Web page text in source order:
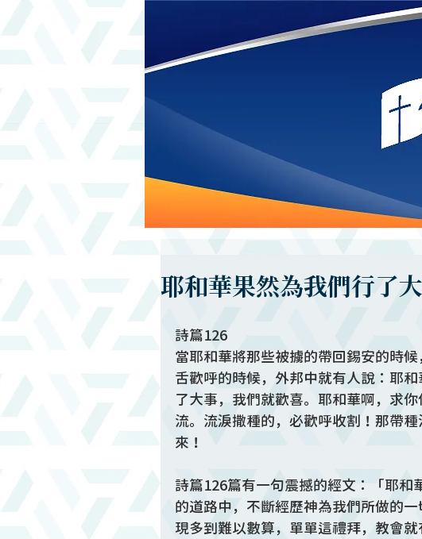
耶和華果然為我們行了
詩篇126
當耶和華將那些被擄的帶回錫安的時
舌歡呼的時候，外邦中就有人說：耶
了大事，我們就歡喜。耶和華啊，求
流。流淚撒種的，必歡呼收割！那帶
來！
詩篇126篇有一句震撼的經文：「耶
的道路中，不斷經歷神為我們所做的
現多到難以數算，單單這禮拜，教會